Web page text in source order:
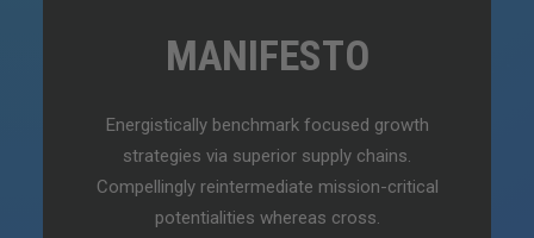
MANIFESTO
Energistically benchmark focused growth
strategies via superior supply chains.
Compellingly reintermediate mission-critical
potentialities whereas cross.